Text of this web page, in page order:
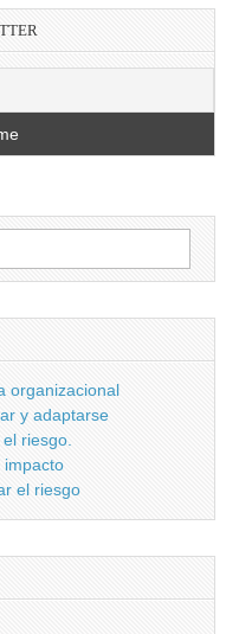
organizacional
y adaptarse
riesgo.
impacto
el riesgo